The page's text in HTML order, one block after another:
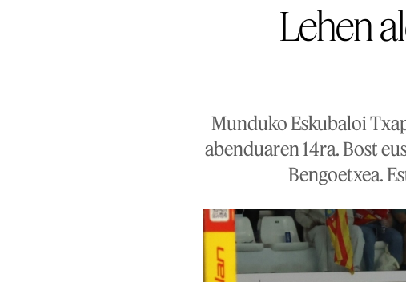
Lehen
Munduko Eskubaloi
abenduaren 14ra. Bost
Bengoetxea.